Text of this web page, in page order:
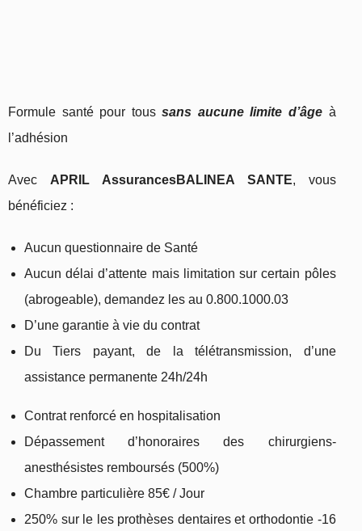
Formule santé pour toussans aucune limite d’âge à
l’adhésion
Avec APRIL AssurancesBALINEA SANTE, vous
bénéficiez :
Aucun questionnaire de Santé
Aucun délai d’attente mais limitation sur certain pôles
(abrogeable), demandez les au 0.800.1000.03
D’une garantie à vie du contrat
Du Tiers payant, de la télétransmission, d’une
assistance permanente 24h/24h
Contrat renforcé en hospitalisation
Dépassement d’honoraires des chirurgiens-
anesthésistes remboursés (500%)
Chambre particulière 85€ / Jour
250% sur le les prothèses dentaires et orthodontie -16